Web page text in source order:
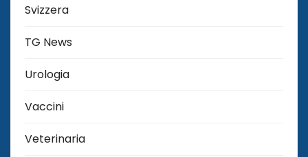
Svizzera
TG News
Urologia
Vaccini
Veterinaria